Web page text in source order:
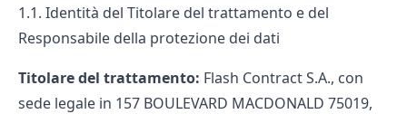
1.1. Identità del Titolare del trattamento e del
Responsabile della protezione dei dati
Titolare del trattamento: Flash Contract S.A., con
sede legale in 157 BOULEVARD MACDONALD 75019,